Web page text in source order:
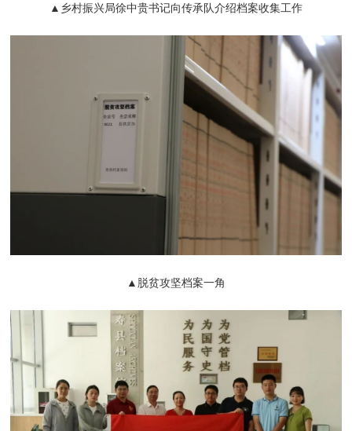
▲乡村振兴局徐中贵书记向传承队介绍档案收集工作
▲脱贫攻坚档案一角